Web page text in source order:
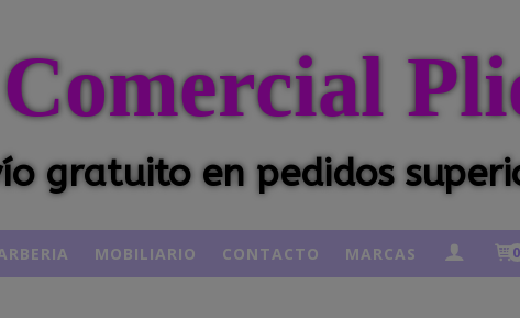
Comercial
gratuito en pedidos
MOBILIARIO CONTACTO MARCAS 0